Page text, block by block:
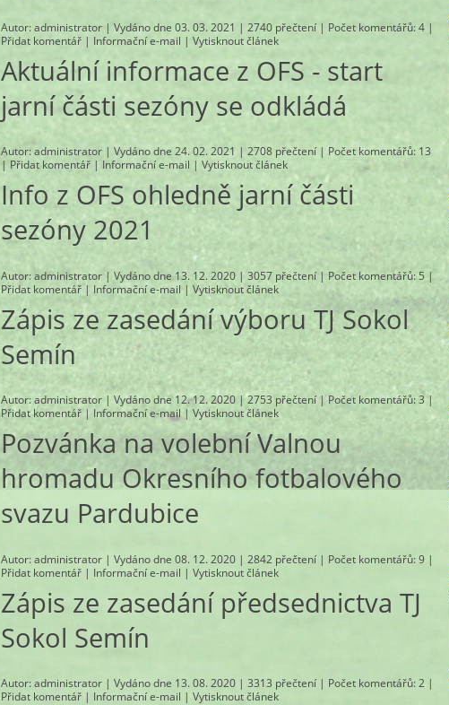
Autor:administrator | Vydáno dne 03. 03. 2021 | 2740 přečtení | Počet komentářů: 4 |
Přidat komentář | Informační e-mail |Vytisknout článek
Aktuální informace z OFS - start
jarní části sezóny se odkládá
Autor:administrator | Vydáno dne 24. 02. 2021 | 2708 přečtení | Počet komentářů: 13
| Přidat komentář | Informační e-mail |Vytisknout článek
Info z OFS ohledně jarní části
sezóny 2021
Autor:administrator | Vydáno dne 13. 12. 2020 | 3057 přečtení | Počet komentářů: 5 |
Přidat komentář | Informační e-mail |Vytisknout článek
Zápis ze zasedání výboru TJ Sokol
Semín
Autor:administrator | Vydáno dne 12. 12. 2020 | 2753 přečtení |Počet komentářů: 3 |
Přidat komentář | Informační e-mail|Vytisknout článek
Pozvánka na volební Valnou
hromadu Okresního fotbalového
svazu Pardubice
Autor:administrator | Vydáno dne 08. 12. 2020 | 2842 přečtení | Počet komentářů: 9 |
Přidat komentář | Informační e-mail |Vytisknout článek
Zápis ze zasedání předsednictva TJ
Sokol Semín
Autor:administrator | Vydáno dne 13. 08. 2020 | 3313 přečtení | Počet komentářů: 2 |
Přidat komentář | Informační e-mail |Vytisknout článek